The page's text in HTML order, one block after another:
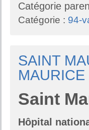
Catégorie
Catégorie : 94-
SAINT
MAURICE
Saint
Hôpital